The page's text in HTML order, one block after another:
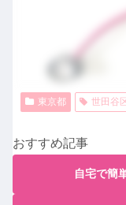
東京都 世田谷
おすすめ記事
自宅で簡